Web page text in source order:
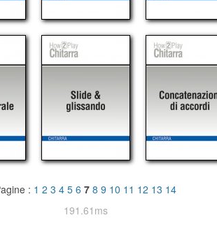
: 1 2 3 4 5 6 7 8 9 10 11 12 13 14
191.61ms